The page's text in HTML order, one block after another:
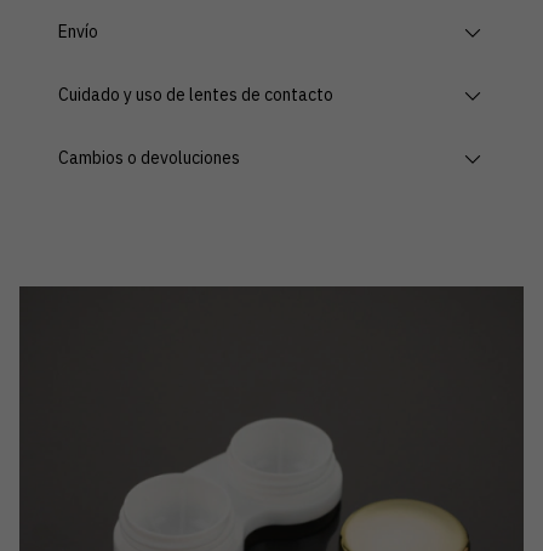
Envío
Cuidado y uso de lentes de contacto
Cambios o devoluciones